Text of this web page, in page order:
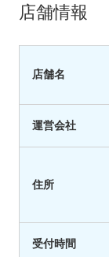
店舗情報
店舗名
運営会社
住所
受付時間